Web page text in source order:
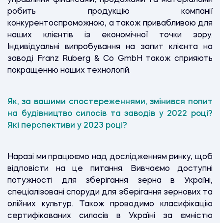
робить продукцію компанії
конкурентоспроможною, а також привабливою для
наших клієнтів із економічної точки зору.
Індивідуальні випробування на запит клієнта на
заводі Franz Ruberg & Co GmbH також сприяють
покращенню наших технологій.
Як, за вашими спостереженнями, змінився попит
на будівництво силосів та заводів у 2022 році?
Які перспективи у 2023 році?
Наразі ми працюємо над дослідженням ринку, щоб
відповісти на це питання. Вивчаємо доступні
потужності для зберігання зерна в Україні,
спеціалізовані споруди для зберігання зернових та
олійних культур. Також проводимо класифікацію
сертифікованих силосів в Україні за ємністю